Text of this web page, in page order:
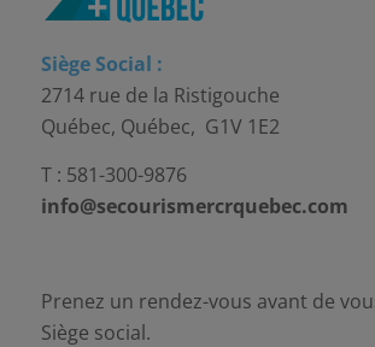
Siège Social :
2714 rue de la Ristigouche
Québec, Québec, G1V 1E2
T : 581-300-9876
info@secourismercrquebec.com
Prenez un rendez-vous avant de
Siège social.